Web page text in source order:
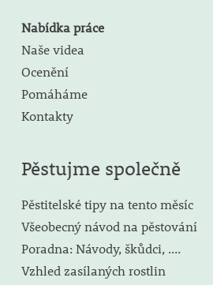
Nabídka práce
Naše videa
Ocenění
Pomáháme
Kontakty
Pěstujme společně
Pěstitelské tipy na tento měsíc
Všeobecný návod na pěstování
Poradna: Návody, škůdci, ....
Vzhled zasílaných rostlin